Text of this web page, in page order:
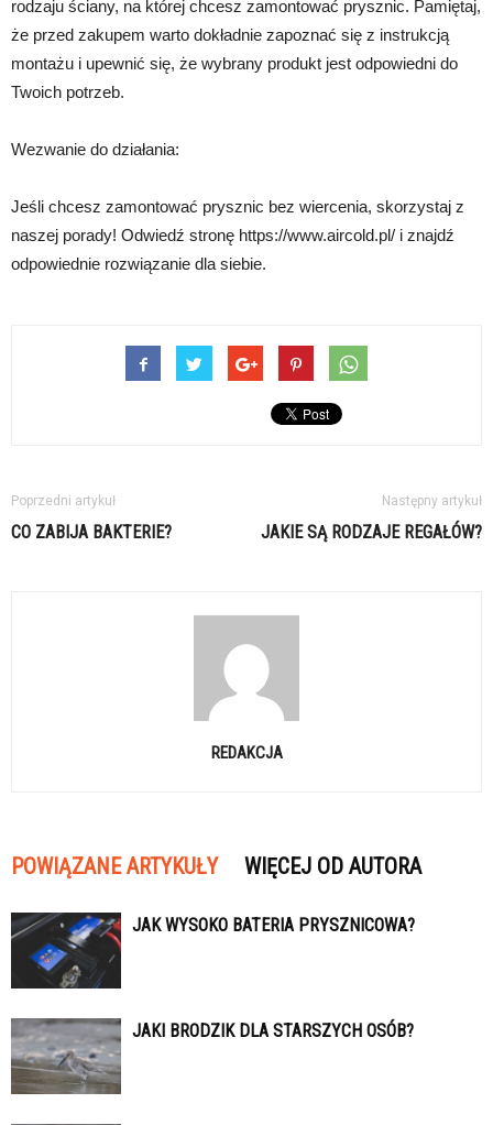
rodzaju ściany, na której chcesz zamontować prysznic. Pamiętaj,
że przed zakupem warto dokładnie zapoznać się z instrukcją
montażu i upewnić się, że wybrany produkt jest odpowiedni do
Twoich potrzeb.
Wezwanie do działania:
Jeśli chcesz zamontować prysznic bez wiercenia, skorzystaj z
naszej porady! Odwiedź stronę https://www.aircold.pl/ i znajdź
odpowiednie rozwiązanie dla siebie.
Poprzedni artykuł
CO ZABIJA BAKTERIE?
Następny artykuł
JAKIE SĄ RODZAJE REGAŁÓW?
REDAKCJA
POWIĄZANE ARTYKUŁY WIĘCEJ OD AUTORA
JAK WYSOKO BATERIA PRYSZNICOWA?
JAKI BRODZIK DLA STARSZYCH OSÓB?